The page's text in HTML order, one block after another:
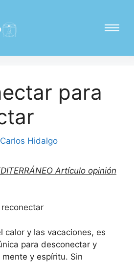
para
Carlos Hidalgo
Artículo opinión
calor y las vacaciones, es
para desconectar y
y espíritu. Sin